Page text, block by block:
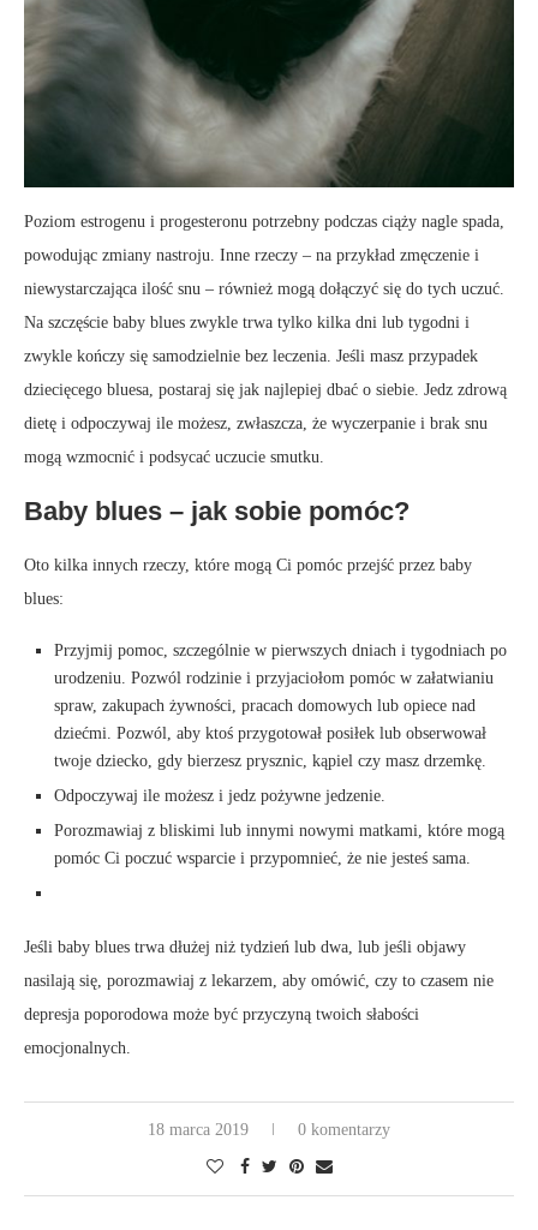
Poziom estrogenu i progesteronu potrzebny podczas ciąży nagle spada,
powodując zmiany nastroju. Inne rzeczy – na przykład zmęczenie i
niewystarczająca ilość snu – również mogą dołączyć się do tych uczuć.
Na szczęście baby blues zwykle trwa tylko kilka dni lub tygodni i
zwykle kończy się samodzielnie bez leczenia. Jeśli masz przypadek
dziecięcego bluesa, postaraj się jak najlepiej dbać o siebie. Jedz zdrową
dietę i odpoczywaj ile możesz, zwłaszcza, że ​​wyczerpanie i brak snu
mogą wzmocnić i podsycać uczucie smutku.
Baby blues – jak sobie pomóc?
Oto kilka innych rzeczy, które mogą Ci pomóc przejść przez baby
blues:
Przyjmij pomoc, szczególnie w pierwszych dniach i tygodniach po
urodzeniu. Pozwól rodzinie i przyjaciołom pomóc w załatwianiu
spraw, zakupach żywności, pracach domowych lub opiece nad
dziećmi. Pozwól, aby ktoś przygotował posiłek lub obserwował
twoje dziecko, gdy bierzesz prysznic, kąpiel czy masz drzemkę.
Odpoczywaj ile możesz i jedz pożywne jedzenie.
Porozmawiaj z bliskimi lub innymi nowymi matkami, które mogą
pomóc Ci poczuć wsparcie i przypomnieć, że nie jesteś sama.
Jeśli baby blues trwa dłużej niż tydzień lub dwa, lub jeśli objawy
nasilają się, porozmawiaj z lekarzem, aby omówić, czy to czasem nie
depresja poporodowa może być przyczyną twoich słabości
emocjonalnych.
18 marca 2019 0 komentarzy